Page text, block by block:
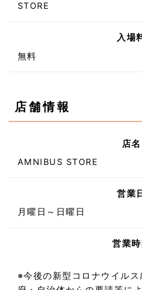
STORE
入場
無料
店舗情報
店名
AMNIBUS STORE
営業
月曜日～日曜日
営業時
※今後の新型コロナウイル